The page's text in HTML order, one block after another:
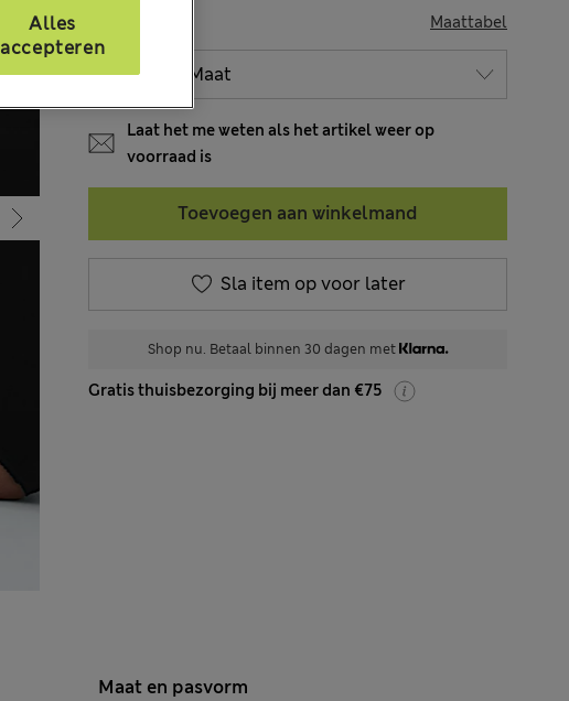
Maattabel
Laat het me weten als het artikel weer op
voorraad is
Toevoegen aan winkelmand
Sla item op voor later
Shop nu. Betaal binnen 30 dagen met
Gratis thuisbezorging bij meer dan €75
Maat en pasvorm
Alles
accepteren